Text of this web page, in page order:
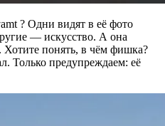
? Одни видят в её фото
— искусство. А она
Хотите понять, в чём фишка?
Только предупреждаем: её